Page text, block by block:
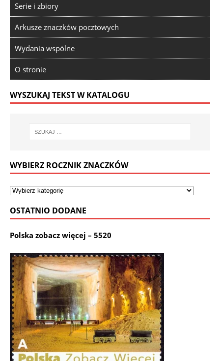
Serie i zbiory
Arkusze znaczków pocztowych
Wydania wspólne
O stronie
WYSZUKAJ TEKST W KATALOGU
WYBIERZ ROCZNIK ZNACZKÓW
OSTATNIO DODANE
Polska zobacz więcej – 5520